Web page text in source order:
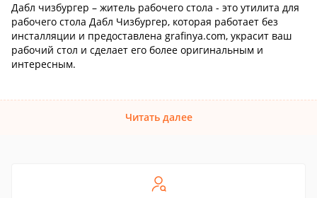
Дабл чизбургер – житель рабочего стола - это утилита для
рабочего стола Дабл Чизбургер, которая работает без
инсталляции и предоставлена grafinya.com, украсит ваш
рабочий стол и сделает его более оригинальным и
интересным.
Читать далее